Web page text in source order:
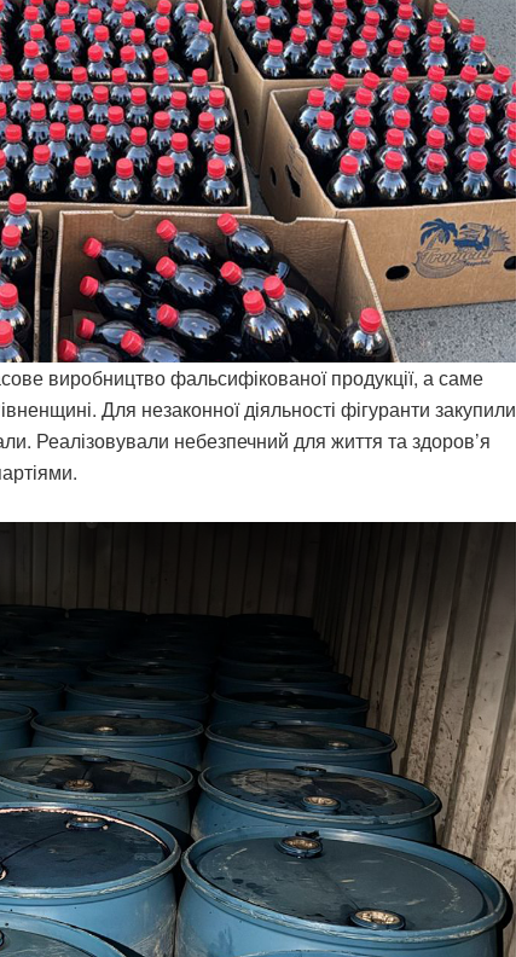
виробництво фальсифікованої продукції, а саме
Для незаконної діяльності фігуранти закупили
Реалізовували небезпечний для життя та здоров’я